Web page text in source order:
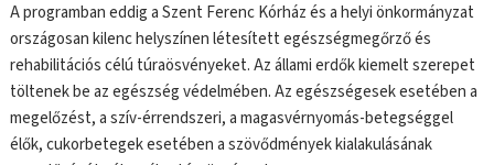
A programban eddig a Szent Ferenc Kórház és a helyi önkormányzat
országosan kilenc helyszínen létesített egészségmegőrző és
rehabilitációs célú túraösvényeket. Az állami erdők kiemelt szerepet
töltenek be az egészség védelmében. Az egészségesek esetében a
megelőzést, a szív-érrendszeri, a magasvérnyomás-betegséggel
élők, cukorbetegek esetében a szövődmények kialakulásának